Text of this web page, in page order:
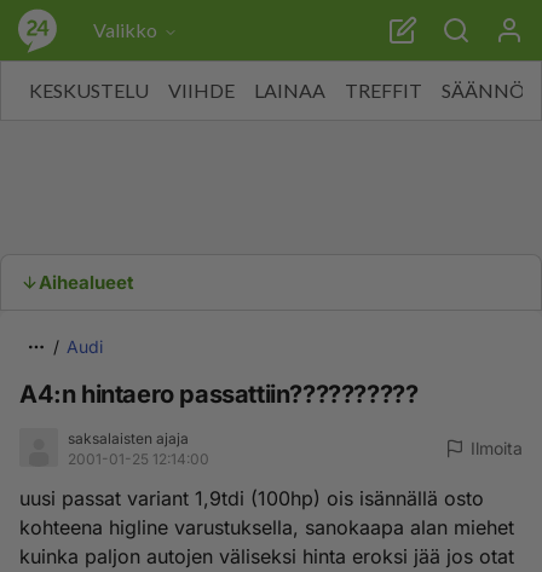
Valikko
KESKUSTELU VIIHDE LAINAA TREFFIT SÄÄNNÖT
Aihealueet
Audi
A4:n hintaero passattiin??????????
saksalaisten ajaja
2001-01-25 12:14:00
Ilmoita
uusi passat variant 1,9tdi (100hp) ois isännällä osto
kohteena higline varustuksella, sanokaapa alan miehet
kuinka paljon autojen väliseksi hinta eroksi jää jos otat